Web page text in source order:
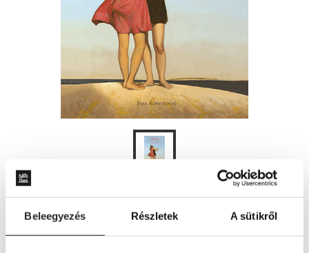
Beleegyezés Részletek A sütikről
KOSÁRBA